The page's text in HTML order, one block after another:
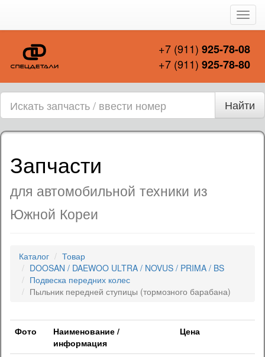
+7 (911) 925-78-08
+7 (911) 925-78-80
Найти
Запчасти
для автомобильной техники из
Южной Кореи
Каталог
Товар
DOOSAN / DAEWOO ULTRA / NOVUS / PRIMA / BS
Подвеска передних колес
Пыльник передней ступицы (тормозного барабана)
Фото
Наименование /
информация
Цена